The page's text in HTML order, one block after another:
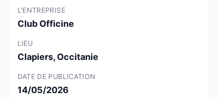
L'ENTREPRISE
Club Officine
LIEU
Clapiers, Occitanie
DATE DE PUBLICATION
14/05/2026